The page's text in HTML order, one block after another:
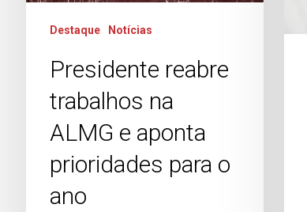
Destaque Notícias
Presidente reabre
trabalhos na
ALMG e aponta
prioridades para o
ano